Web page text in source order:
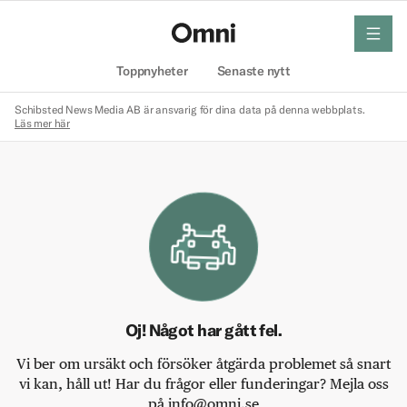
Toppnyheter Senaste nytt
meny
Schibsted News Media AB är ansvarig för dina data på denna webbplats.
Läs mer här
Oj! Något har gått fel.
Vi ber om ursäkt och försöker åtgärda problemet så snart
vi kan, håll ut! Har du frågor eller funderingar? Mejla oss